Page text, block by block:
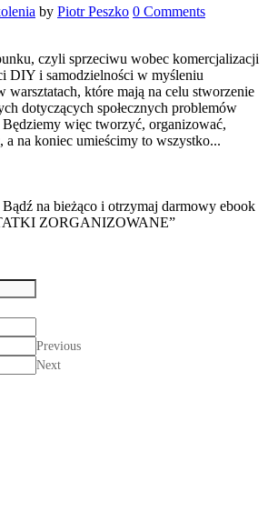
by Piotr Peszko 0 Comments
czyli sprzeciwu wobec komercjalizacji
DIY i samodzielności w myśleniu
warsztatach, które mają na celu stworzenie
dotyczących społecznych problemów
Będziemy więc tworzyć, organizować,
a na koniec umieścimy to wszystko...
Bądź na bieżąco i otrzymaj darmowy ebook
ZORGANIZOWANE”
Previous
Next